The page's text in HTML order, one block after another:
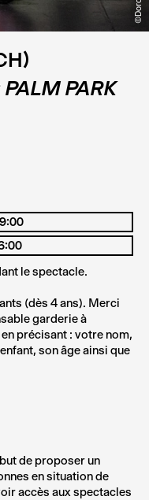
PARK
le spectacle.
(dès 4 ans). Merci
garderie à
en précisant : votre nom,
son âge ainsi que
de proposer un
en situation de
accès aux spectacles